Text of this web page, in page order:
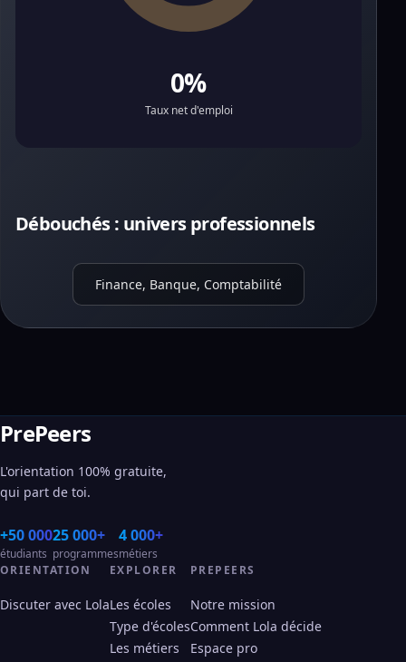
0%
Taux net d'emploi
Débouchés : univers professionnels
Finance, Banque, Comptabilité
PrePeers
L'orientation 100% gratuite,
qui part de toi.
+50 000
étudiants
25 000+
programmes
4 000+
métiers
ORIENTATION
Discuter avec Lola
EXPLORER
Les écoles
Type d'écoles
Les métiers
PREPEERS
Notre mission
Comment Lola décide
Espace pro